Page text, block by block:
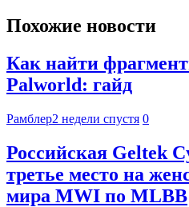
Похожие новости
Как найти
Palworld: гайд
Рамблер2 недели спустя 0
Российская Geltek
третье место на
мира MWI по MLBB